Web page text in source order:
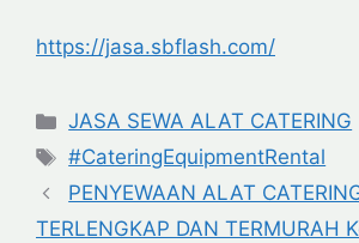
https://jasa.sbflash.com/
Categories
JASA SEWA ALAT CATERING
Tags
#CateringEquipmentRental
PENYEWAAN ALAT
TERLENGKAP DAN TERMURAH